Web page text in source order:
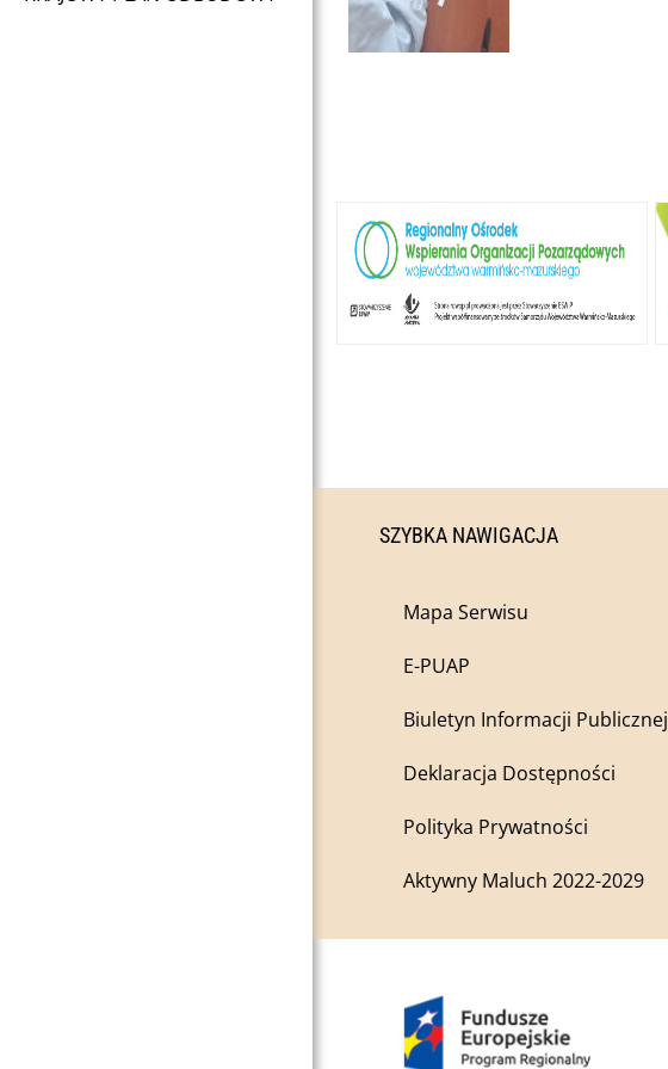
SZYBKA NAWIGACJA
Mapa Serwisu
E-PUAP
Biuletyn Informacji Publicznej
Deklaracja Dostępności
Polityka Prywatności
Aktywny Maluch 2022-2029